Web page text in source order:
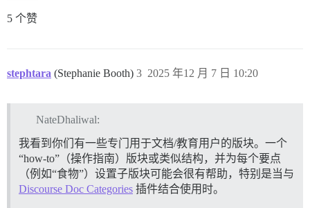
5 个赞
stephtara (Stephanie Booth) 2025 年12 月 7 日 10:20
3
NateDhaliwal:
我看到你们有一些专门用于文档/教育用户的版块。一个
“how-to”（操作指南）版块或类似结构，并为每个要点
（例如“食物”）设置子版块可能会很有帮助，特别是当与
Discourse Doc Categories 插件结合使用时。